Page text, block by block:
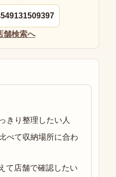
舗検索へ
きり整理したい人
べて収納場所に合わ
て店舗で確認したい